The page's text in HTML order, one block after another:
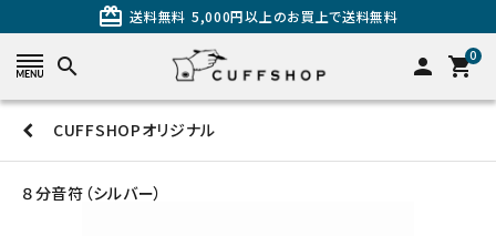
card_giftcard 送料無料 5,000円以上のお買上で送料無料
search person 0
shopping_cart
CUFFSHOPオリジナル
８分音符（シルバー）